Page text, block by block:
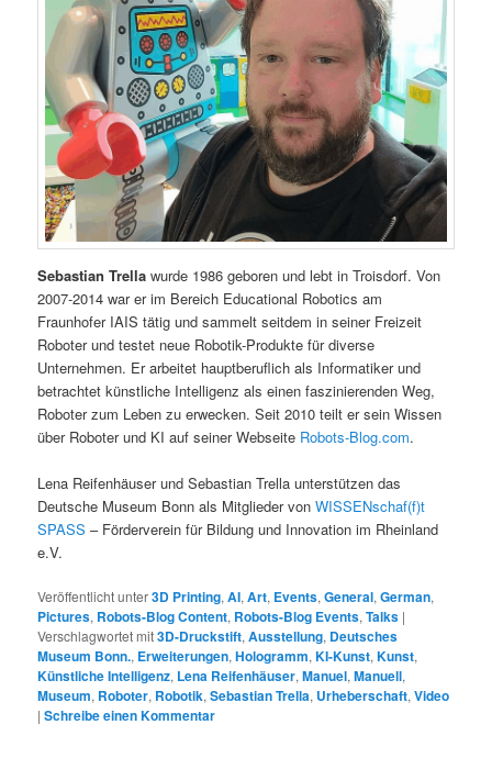
Sebastian Trella wurde 1986 geboren und lebt in Troisdorf. Von
2007-2014 war er im Bereich Educational Robotics am
Fraunhofer IAIS tätig und sammelt seitdem in seiner Freizeit
Roboter und testet neue Robotik-Produkte für diverse
Unternehmen. Er arbeitet hauptberuflich als Informatiker und
betrachtet künstliche Intelligenz als einen faszinierenden Weg,
Roboter zum Leben zu erwecken. Seit 2010 teilt er sein Wissen
über Roboter und KI auf seiner Webseite Robots-Blog.com.
Lena Reifenhäuser und Sebastian Trella unterstützen das
Deutsche Museum Bonn als Mitglieder vonWISSENschaf(f)t
SPASS – Förderverein für Bildung und Innovation im Rheinland
e.V.
Veröffentlicht unter3D Printing,AI,Art, Events,General,German,
Pictures, Robots-Blog Content, Robots-Blog Events,Talks |
Verschlagwortet mit3D-Druckstift,Ausstellung, Deutsches
Museum Bonn., Erweiterungen,Hologramm,KI-Kunst,Kunst,
Künstliche Intelligenz, Lena Reifenhäuser,Manuel,Manuell,
Museum, Roboter, Robotik,Sebastian Trella, Urheberschaft,Video
|Schreibe einen Kommentar